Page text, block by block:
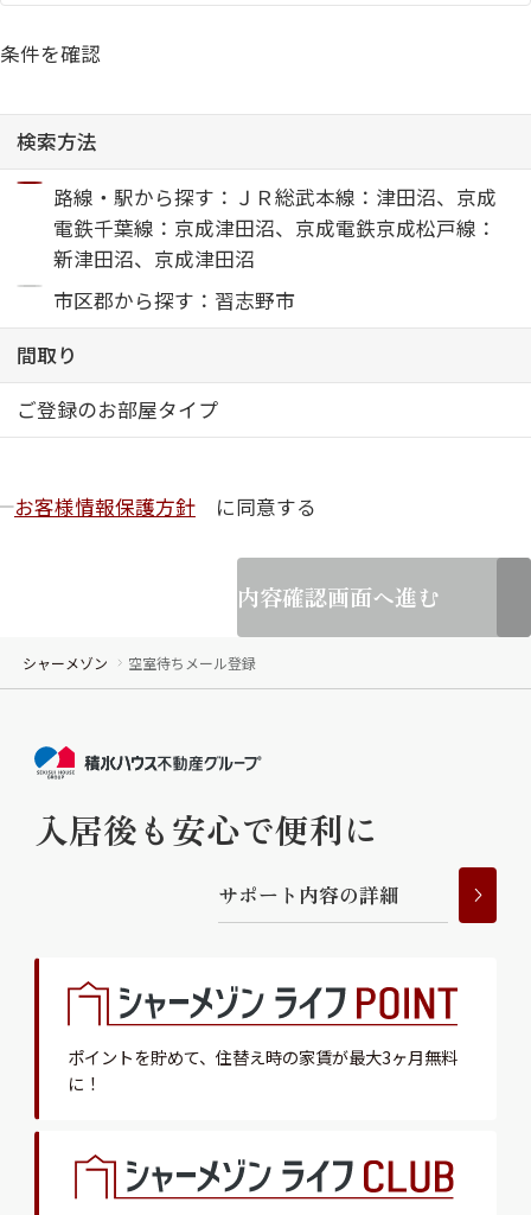
ShaMaison STYLE
シャーメゾンショップを探す
らくらく内見
シャーメゾンライフサポート
自立型サービス付き・シニア向け
お問い合わせ・よくある質問
シャーメゾンライフ CLUB
らくらくプラチナ
条件を確認
検索方法
路線・駅から探す：ＪＲ総武本線：津田沼、京成
電鉄千葉線：京成津田沼、京成電鉄京成松戸線：
新津田沼、京成津田沼
市区郡から探す：習志野市
間取り
ご登録のお部屋タイプ
お客様情報保護方針 に同意する
内容確認画面へ進む
シャーメゾン 空室待ちメール登録
入居後も安心で便利に
サポー ト 内容の詳細
ポイントを貯めて、 住替え時の家賃が最大3ヶ月無料
に！